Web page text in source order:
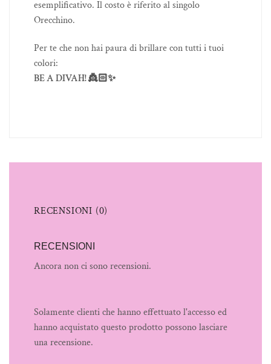
esemplificativo. Il costo è riferito al singolo
Orecchino.
Per te che non hai paura di brillare con tutti i tuoi
colori:
BE A DIVAH! 👸🏻✨
RECENSIONI (0)
RECENSIONI
Ancora non ci sono recensioni.
Solamente clienti che hanno effettuato l'accesso ed
hanno acquistato questo prodotto possono lasciare
una recensione.